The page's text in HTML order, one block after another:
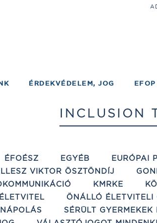
ÉRDEKVÉDELEM, JOG
INCLUSION
ÉFOÉSZ EGYÉB
EURÓPAI
VIKTOR ÖSZTÖNDÍJ
KMRKE
ÖNÁLLÓ ÉLETVITELI
SÉRÜLT GYERMEKEK